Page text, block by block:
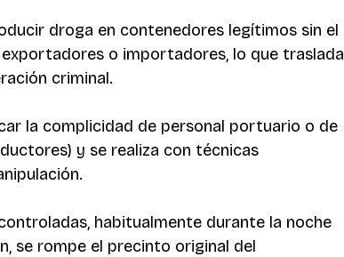
droga en contenedores legítimos sin el
o importadores, lo que traslada
criminal.
la complicidad de personal portuario o de
y se realiza con técnicas
habitualmente durante la noche
se rompe el precinto original del